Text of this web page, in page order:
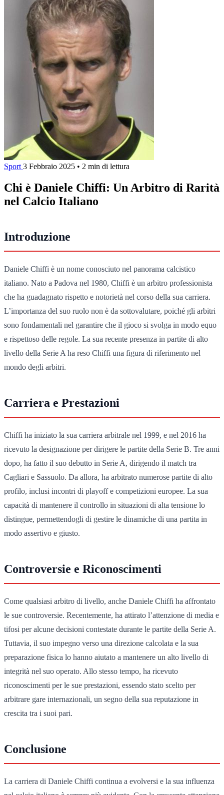
Sport 3 Febbraio 2025 • 2 min di lettura
Chi è Daniele Chiffi: Un Arbitro di Rarità
nel Calcio Italiano
Introduzione
Daniele Chiffi è un nome conosciuto nel panorama calcistico
italiano. Nato a Padova nel 1980, Chiffi è un arbitro professionista
che ha guadagnato rispetto e notorietà nel corso della sua carriera.
L’importanza del suo ruolo non è da sottovalutare, poiché gli arbitri
sono fondamentali nel garantire che il gioco si svolga in modo equo
e rispettoso delle regole. La sua recente presenza in partite di alto
livello della Serie A ha reso Chiffi una figura di riferimento nel
mondo degli arbitri.
Carriera e Prestazioni
Chiffi ha iniziato la sua carriera arbitrale nel 1999, e nel 2016 ha
ricevuto la designazione per dirigere le partite della Serie B. Tre anni
dopo, ha fatto il suo debutto in Serie A, dirigendo il match tra
Cagliari e Sassuolo. Da allora, ha arbitrato numerose partite di alto
profilo, inclusi incontri di playoff e competizioni europee. La sua
capacità di mantenere il controllo in situazioni di alta tensione lo
distingue, permettendogli di gestire le dinamiche di una partita in
modo assertivo e giusto.
Controversie e Riconoscimenti
Come qualsiasi arbitro di livello, anche Daniele Chiffi ha affrontato
le sue controversie. Recentemente, ha attirato l’attenzione di media e
tifosi per alcune decisioni contestate durante le partite della Serie A.
Tuttavia, il suo impegno verso una direzione calcolata e la sua
preparazione fisica lo hanno aiutato a mantenere un alto livello di
integrità nel suo operato. Allo stesso tempo, ha ricevuto
riconoscimenti per le sue prestazioni, essendo stato scelto per
arbitrare gare internazionali, un segno della sua reputazione in
crescita tra i suoi pari.
Conclusione
La carriera di Daniele Chiffi continua a evolversi e la sua influenza